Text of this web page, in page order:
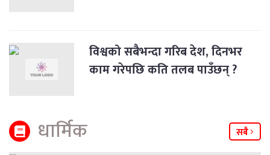
विश्वको सबैभन्दा गरिब देश, दिनभर
काम गरेपछि कति तलब पाउँछन् ?
धार्मिक सबै